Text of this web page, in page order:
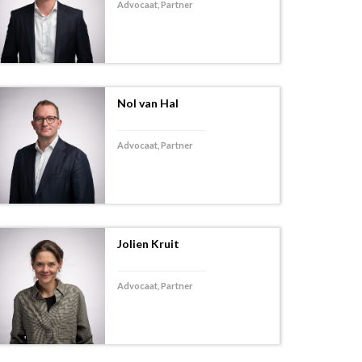
Advocaat, Partner
Nol van Hal
Advocaat, Partner
Jolien Kruit
Advocaat, Partner